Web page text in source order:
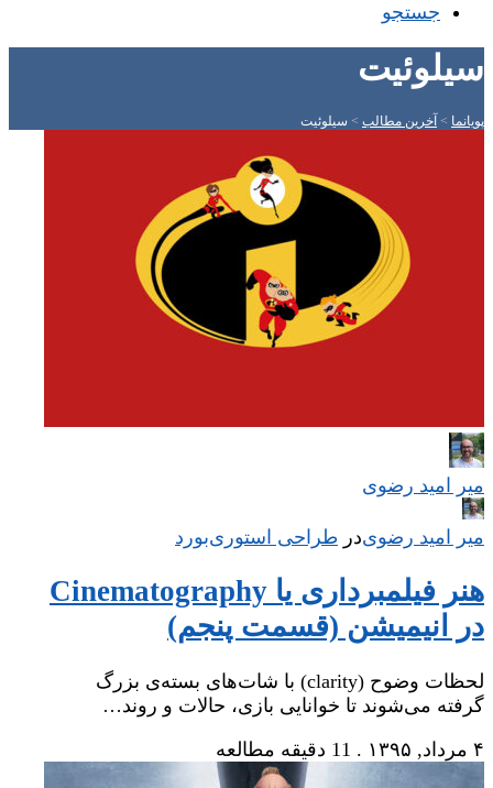
جستجو
سیلوئیت
پویانما > آخرین مطالب > سیلوئیت
میر امید رضوی
میر امید رضویدر طراحی استوری‌بورد
هنر فیلمبرداری یا Cinematography
در انیمیشن (قسمت پنجم)
لحظات وضوح (clarity) با شات‌های بسته‌ی بزرگ
گرفته می‌شوند تا خوانایی بازی، حالات و روند…
۴ مرداد, ۱۳۹۵
. 11 دقیقه مطالعه